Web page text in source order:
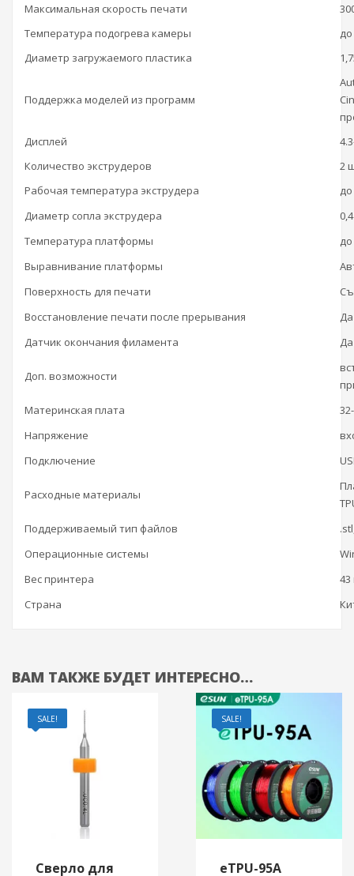
Максимальная скорость печати
Температура подогрева камеры
до
Диаметр загружаемого пластика
Поддержка моделей из программ
Дисплей
Количество экструдеров
2
Рабочая температура экструдера
до
Диаметр сопла экструдера
Температура платформы
до
Выравнивание платформы
Поверхность для печати
Восстановление печати после прерывания
Да
Датчик окончания филамента
Да
Доп. возможности
Материнская плата
Напряжение
Подключение
Расходные материалы
Поддерживаемый тип файлов
Операционные системы
Вес принтера
43
Страна
ВАМ ТАКЖЕ БУДЕТ ИНТЕРЕСНО…
SALE!
Сверло для
SALE!
eTPU-95A